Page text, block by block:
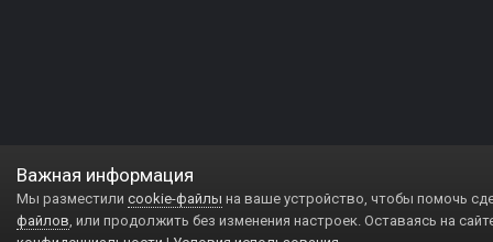
Важная информация
Мы разместили cookie-файлы на ваше устройство, чтобы помочь
файлов, или продолжить без изменения настроек. Оставаясь на